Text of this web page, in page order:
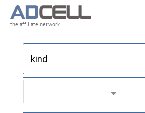
the affiliate network